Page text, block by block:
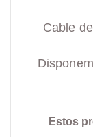
Cable
Estos